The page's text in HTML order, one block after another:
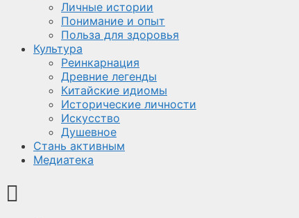
Личные истории
Понимание и опыт
Польза для здоровья
Культура
Реинкарнация
Древние легенды
Китайские идиомы
Исторические личности
Искусство
Душевное
Стань активным
Медиатека